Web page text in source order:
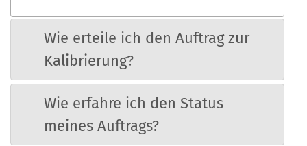
Wie erteile ich den Auftrag zur
Kalibrierung?
Wie erfahre ich den Status
meines Auftrags?